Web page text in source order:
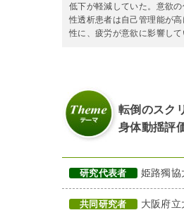
低下が軽減していた。意欲
性透析患者は自己管理能が
性に、疲労が意欲に影響し
転倒のスク
身体動揺評
研究代表者 姫路獨
共同研究者 大阪府